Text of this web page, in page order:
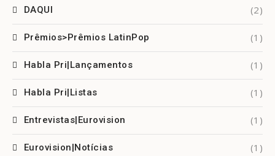
DAQUI (2)
Prêmios>Prêmios LatinPop (1)
Habla Pri|Lançamentos (1)
Habla Pri|Listas (1)
Entrevistas|Eurovision (1)
Eurovision|Notícias (1)